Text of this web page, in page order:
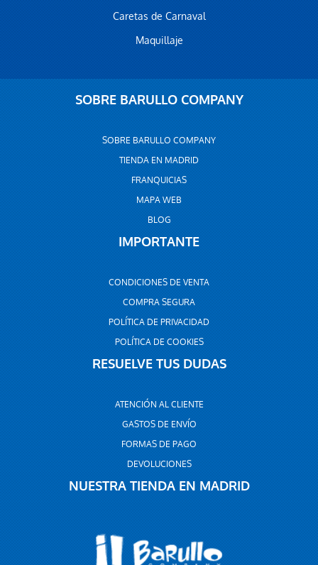
Caretas de Carnaval
Maquillaje
SOBRE BARULLO COMPANY
SOBRE BARULLO COMPANY
TIENDA EN MADRID
FRANQUICIAS
MAPA WEB
BLOG
IMPORTANTE
CONDICIONES DE VENTA
COMPRA SEGURA
POLÍTICA DE PRIVACIDAD
POLÍTICA DE COOKIES
RESUELVE TUS DUDAS
ATENCIÓN AL CLIENTE
GASTOS DE ENVÍO
FORMAS DE PAGO
DEVOLUCIONES
NUESTRA TIENDA EN MADRID